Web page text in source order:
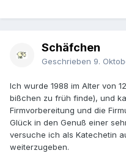
Schäfchen
Geschrieben 9.
Ich wurde 1988 im Alter von
bißchen zu früh finde), und
Firmvorbereitung und die
Glück in den Genuß einer
versuche ich als Katechetin
weiterzugeben.